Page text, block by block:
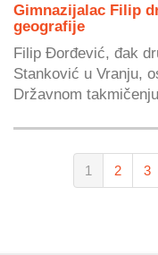
Gimnazijalac Filip
geografije
Filip Đorđević, đak
Stanković u Vranju,
Državnom
1 2 3